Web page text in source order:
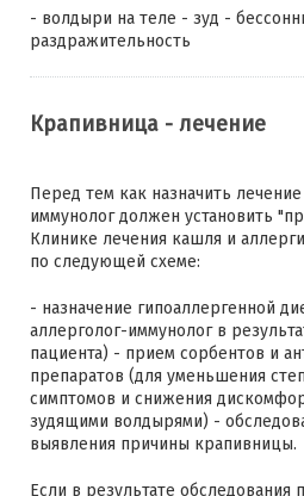
- волдыри на теле - зуд -
раздражительность
Крапивница - лечение
Перед тем как назначить
иммунолог должен установить
Клинике лечения кашля и
по следующей схеме:
- назначение гипоаллергенной
аллерголог-иммунолог в
пациента) - прием сорбентов и
препаратов (для уменьшения
симптомов и снижения
зудящими волдырями) -
выявления причины крапивницы.
Если в результате